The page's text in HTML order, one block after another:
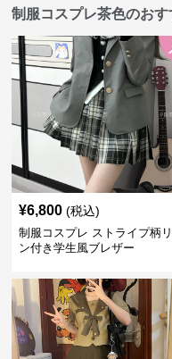
制服コスプレ茶色のお
¥6,800 (税込)
制服コスプレ ストライプ柄
ン付き学生風ブレザー